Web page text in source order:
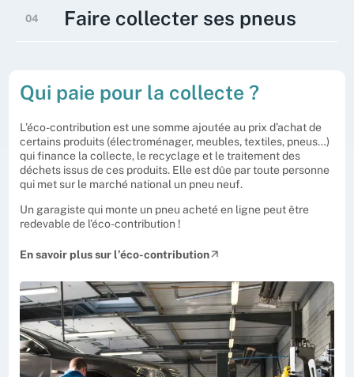
détenteurs de pneus usagés ? Vous pouvez
Les pneus usagés doivent être stockés à l’abri
des intempéries. Notre collecteur partenaire
le recours à un contenant est obligatoire.
04 Faire collecter ses pneus
usagés. Notre collecteur partenaire
interviendra sous 11 jours pour une collecte
mécanisée d’un contenant. Vous pouvez aussi
opter pour une collecte programmée dont la
fréquence sera définie avec votre collecteur.
Faites vos démarches sur Aliabase
Qui paie pour la collecte ?
L’éco-contribution est une somme ajoutée au prix d’achat de
certains produits (électroménager, meubles, textiles, pneus…)
qui finance la collecte, le recyclage et le traitement des
déchets issus de ces produits. Elle est dûe par toute personne
qui met sur le marché national un pneu neuf.
Un garagiste qui monte un pneu acheté en ligne peut être
redevable de l’éco-contribution !
En savoir plus sur l’éco-contribution